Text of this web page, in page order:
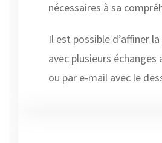
nécessaires à sa
Il est possible d’affiner
avec plusieurs échanges
ou par e-mail avec le